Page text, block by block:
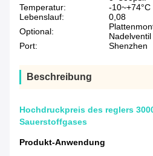
Temperatur:
-
Lebenslauf:
0,08
Optional:
Nadelventil
Port:
Shenzhen
Beschreibung
Hochdruckpreis des reglers
Sauerstoffgases
Produkt-Anwendung